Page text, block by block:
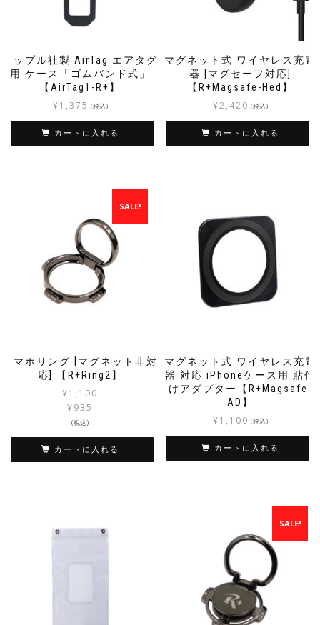
アップル社製 AirTag エアタグ
用 ケース「ゴムバンド式」
【AirTag1-R+】
¥1,375 (税込)
カートに入れる
マグネット式 ワイヤレス充電
器 [マグセーフ対応]
【R+Magsafe-Hed】
¥2,420 (税込)
カートに入れる
スマホリング [マグネット非対
応] 【R+Ring2】
SALE!
¥1,100
¥935
(税込)
カートに入れる
マグネット式 ワイヤレス充電
器 対応 iPhoneケース用 貼付
けアダプター【R+Magsafe-
AD】
¥1,100 (税込)
カートに入れる
SALE!